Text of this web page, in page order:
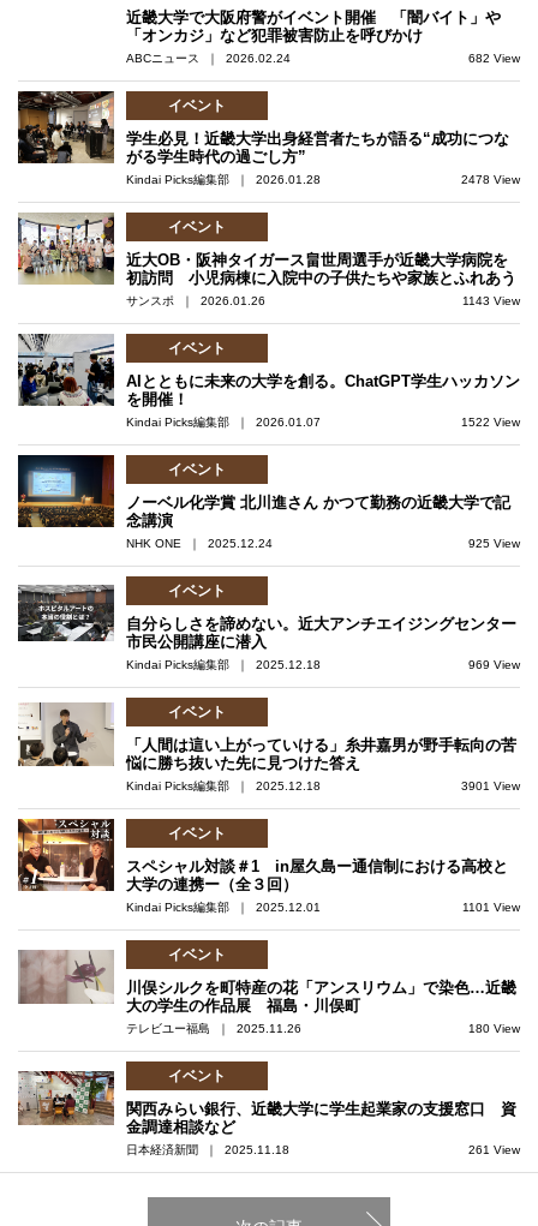
近畿大学で大阪府警がイベント開催 「闇バイト」や
「オンカジ」など犯罪被害防止を呼びかけ
ABCニュース ｜ 2026.02.24 682 View
イベント
学生必見！近畿大学出身経営者たちが語る“成功につな
がる学生時代の過ごし方”
Kindai Picks編集部 ｜ 2026.01.28 2478 View
イベント
近大OB・阪神タイガース畠世周選手が近畿大学病院を
初訪問 小児病棟に入院中の子供たちや家族とふれあう
サンスポ ｜ 2026.01.26 1143 View
イベント
AIとともに未来の大学を創る。ChatGPT学生ハッカソン
を開催！
Kindai Picks編集部 ｜ 2026.01.07 1522 View
イベント
ノーベル化学賞 北川進さん かつて勤務の近畿大学で記
念講演
NHK ONE ｜ 2025.12.24 925 View
イベント
自分らしさを諦めない。近大アンチエイジングセンター
市民公開講座に潜入
Kindai Picks編集部 ｜ 2025.12.18 969 View
イベント
「人間は這い上がっていける」糸井嘉男が野手転向の苦
悩に勝ち抜いた先に見つけた答え
Kindai Picks編集部 ｜ 2025.12.18 3901 View
イベント
スペシャル対談＃1 in屋久島ー通信制における高校と
大学の連携ー（全３回）
Kindai Picks編集部 ｜ 2025.12.01 1101 View
イベント
川俣シルクを町特産の花「アンスリウム」で染色…近畿
大の学生の作品展 福島・川俣町
テレビユー福島 ｜ 2025.11.26 180 View
イベント
関西みらい銀行、近畿大学に学生起業家の支援窓口 資
金調達相談など
日本経済新聞 ｜ 2025.11.18 261 View